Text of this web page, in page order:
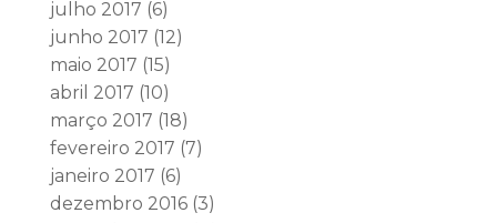
julho 2017 (6)
junho 2017 (12)
maio 2017 (15)
abril 2017 (10)
março 2017 (18)
fevereiro 2017 (7)
janeiro 2017 (6)
dezembro 2016(3)